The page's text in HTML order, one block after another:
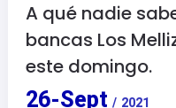
A qué nadie
bancas Los
este domingo.
26-Sept / 2021